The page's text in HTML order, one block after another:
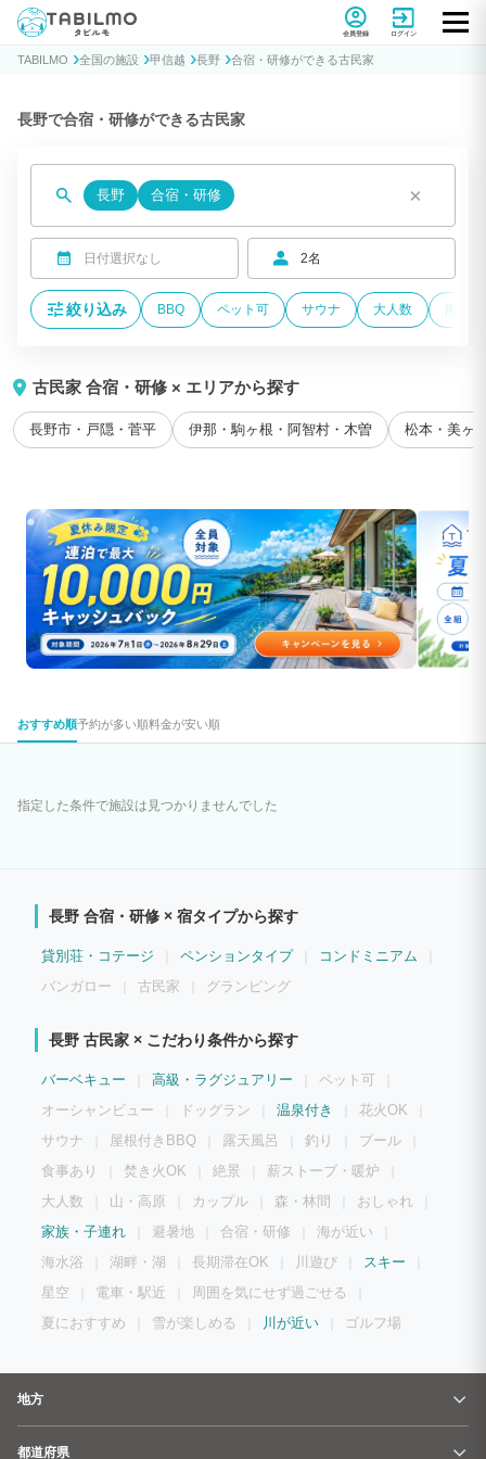
貸別荘コテージ・一棟貸し宿泊予約サイトTABILMO(タビルモ)
会員登録 ログイン
TABILMO 全国の施設 甲信越 長野 合宿・研修ができる古民家
長野で合宿・研修ができる古民家
長野 合宿・研修 ×
日付選択なし 2名
絞り込み BBQ ペット可 サウナ 大人数 海が
古民家 合宿・研修 × エリアから探す
長野市・戸隠・菅平 伊那・駒ヶ根・阿智村・木曽 松本・美ヶ
おすすめ順予約が多い順料金が安い順
指定した条件で施設は見つかりませんでした
長野 合宿・研修 × 宿タイプから探す
貸別荘・コテージ ペンションタイプ
コンドミニアム
バンガロー
古民家 グランピング
長野 古民家 × こだわり条件から探す
バーベキュー 高級・ラグジュアリー
ペット可
オーシャンビュー
ドッグラン 温泉付き
花火OK
サウナ
屋根付きBBQ 露天風呂 釣り
プール
食事あり
焚き火OK 絶景
薪ストーブ・暖炉
大人数
山・高原 カップル 森・林間
おしゃれ
家族・子連れ
避暑地 合宿・研修
海が近い
海水浴
湖畔・湖 長期滞在OK 川遊び
スキー
星空
電車・駅近
周囲を気にせず過ごせる
夏におすすめ
雪が楽しめる 川が近い ゴルフ場
地方
都道府県